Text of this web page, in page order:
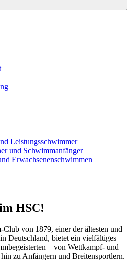
Leistungsschwimmer
und Schwimmanfänger
Erwachsenenschwimmen
HSC!
von 1879, einer der ältesten und
Deutschland, bietet ein vielfältiges
– von Wettkampf- und
zu Anfängern und Breitensportlern.